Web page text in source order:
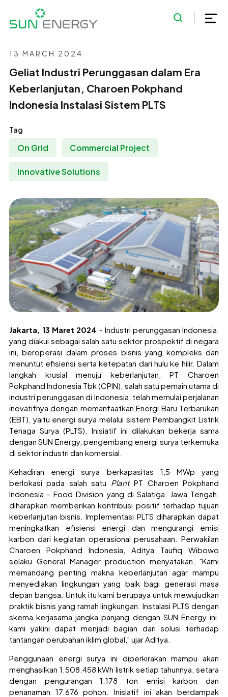
13 MARCH 2024
Geliat Industri Perunggasan dalam Era
Keberlanjutan, Charoen Pokphand
Indonesia Instalasi Sistem PLTS
Tag
On Grid Commercial Project
Innovative Solutions
Jakarta, 13 Maret 2024 - Industri perunggasan Indonesia,
yang diakui sebagai salah satu sektor prospektif di negara
ini, beroperasi dalam proses bisnis yang kompleks dan
menuntut efisiensi serta ketepatan dari hulu ke hilir. Dalam
langkah krusial menuju keberlanjutan, PT Charoen
Pokphand Indonesia Tbk (CPIN), salah satu pemain utama di
industri perunggasan di Indonesia, telah memulai perjalanan
inovatifnya dengan memanfaatkan Energi Baru Terbarukan
(EBT), yaitu energi surya melalui sistem Pembangkit Listrik
Tenaga Surya (PLTS). Inisiatif ini dilakukan bekerja sama
dengan SUN Energy, pengembang energi surya terkemuka
di sektor industri dan komersial.
Kehadiran energi surya berkapasitas 1,5 MWp yang
berlokasi pada salah satu
PlantPT Charoen Pokphand
Indonesia - Food Division yang di Salatiga, Jawa Tengah,
diharapkan memberikan kontribusi positif terhadap tujuan
keberlanjutan bisnis. Implementasi PLTS diharapkan dapat
meningkatkan efisiensi energi dan mengurangi emisi
karbon dari kegiatan operasional perusahaan. Perwakilan
Charoen Pokphand Indonesia, Aditya Taufiq Wibowo
selaku General Manager production menyatakan, "Kami
memandang penting makna keberlanjutan agar mampu
menyediakan lingkungan yang baik bagi generasi masa
depan bangsa. Untuk itu kami berupaya untuk mewujudkan
praktik bisnis yang ramah lingkungan. Instalasi PLTS dengan
skema kerjasama jangka panjang dengan SUN Energy ini,
kami yakini dapat menjadi bagian dari solusi terhadap
tantangan perubahan iklim global," ujar Aditya.
Penggunaan energi surya ini diperkirakan mampu akan
menghasilkan 1.508.458 kWh listrik setiap tahunnya, setara
dengan pengurangan 1.178 ton emisi karbon dan
penanaman 17.676 pohon. Inisiatif ini akan berdampak